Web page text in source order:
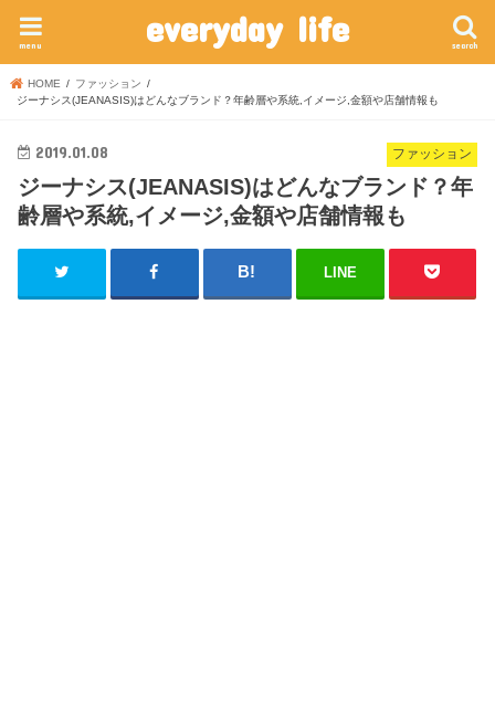
everyday life search
menu
HOME
ファッション
ジーナシス(JEANASIS)はどんなブランド？年齢層や系統,イメージ,金額や店舗情報も
ファッション
2019.01.08
ジーナシス(JEANASIS)はどんなブランド？年
齢層や系統,イメージ,金額や店舗情報も
LINE